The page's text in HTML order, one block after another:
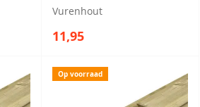
Vurenhout
11,95
Op voorraad